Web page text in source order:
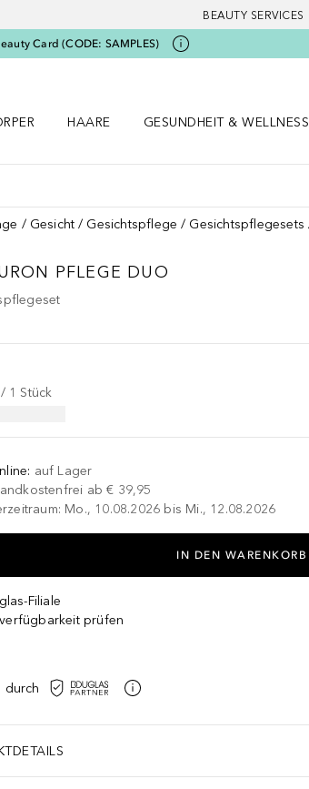
BEAUTY SERVICES
Card (CODE: SAMPLES)
Douglas Startseite
HAARE
GESUNDHEIT & WELLNESS
Gesicht Gesichtspflege Gesichtspflegesets
PFLEGE DUO
/ 1 Stück
: auf Lager
ab € 39,95
Mo., 10.08.2026 bis Mi., 12.08.2026
IN DEN WARENKORB
Filiale
prüfen
durch